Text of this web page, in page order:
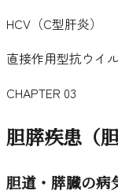
HCV（C型肝炎）
直接作用型抗ウイ
CHAPTER 03
胆膵疾患 （
胆道・膵臓の病